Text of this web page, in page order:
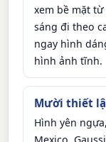
xem bề mặt
sáng đi theo
ngay hình
hình ảnh tĩnh.
Mười thiết
Hình yên